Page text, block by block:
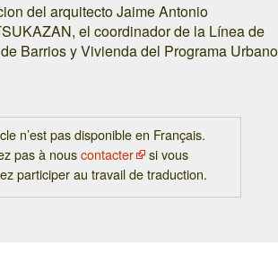
del arquitecto Jaime Antonio
el coordinador de la Línea de
Barrios y Vivienda del Programa Urbano
n’est pas disponible en Français.
pas à nouscontacter
si vous
participer au travail de traduction.